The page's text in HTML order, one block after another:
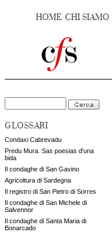
HOME CHI SIAMO
GLOSSARI
Condaxi Cabrevadu
Predu Mura. Sas poesias d'una
bida
Il condaghe di San Gavino
Agricoltura di Sardegna
Il registro di San Pietro di Sorres
Il condaghe di San Michele di
Salvennor
Il condaghe di Santa Maria di
Bonarcado